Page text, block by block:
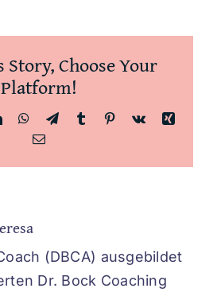
Story, Choose Your
Platform!
LinkedInWhatsApp
TelegramTumblr Pinterest
Vk
Xing
E-
(DBCA) ausgebildet
Dr. Bock Coaching